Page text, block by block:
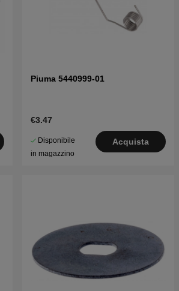
Piuma 5440999-01
€3.47
Disponibile
in magazzino
Acquista